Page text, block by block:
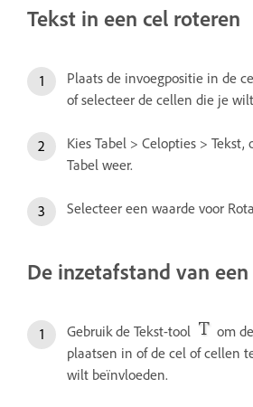
Tekst in een cel roteren
Plaats de invoegpositie in de
of selecteer de cellen die je
Kies Tabel > Celopties >
Tabel weer.
Selecteer een waarde voor
De inzetafstand van
Gebruik de Tekst-tool
om
plaatsen in of de cel of cellen
wilt beïnvloeden.